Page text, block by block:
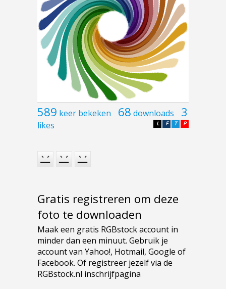
589 keer bekeken 68 downloads 3
likes P
T
F
L
Gratis registreren om deze
foto te downloaden